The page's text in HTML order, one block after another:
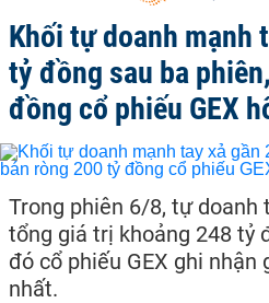
chủ yếu là tôm chân trắng với sản
hướng tăng mạnh trong vài năm trở
Tình hình thị trường giá tôm ngày
nhất tại thị trường trong nước và
Thị trường giá tôm ngày hôm nay
Giá tôm ngày hôm nay tăng hay
Tình hình xuất nhập khẩu tôm mới
Ông Trương Đình Hòe, Tổng Thư kí
khẩu Thủy sản Việt Nam (VASEP),
nhiều về triển vọng xuất khẩu tôm
2019 do hiện nay mới chỉ là kết
chờ đến khoảng tháng 9 năm nay
Khối tự doanh mạnh
tỷ đồng sau ba
đồng cổ phiếu GEX
Trong phiên 6/8, tự doanh
tổng giá trị khoảng 248 tỷ
đó cổ phiếu GEX ghi nhận
nhất.